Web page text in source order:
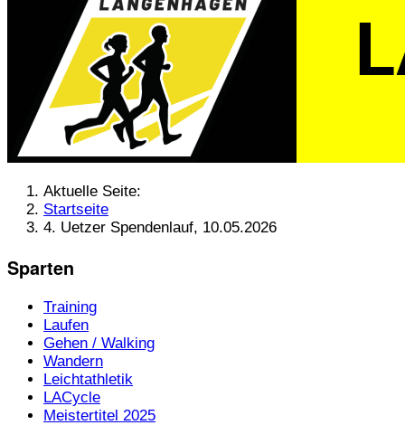
Aktuelle Seite:
Startseite
4. Uetzer Spendenlauf, 10.05.2026
Sparten
Training
Laufen
Gehen / Walking
Wandern
Leichtathletik
LACycle
Meistertitel 2025